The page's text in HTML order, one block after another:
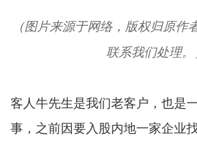
（图片来源于网络，版权归原作
联系我们处理。
客人牛先生是我们老客户，也是
事，之前因要入股内地一家企业